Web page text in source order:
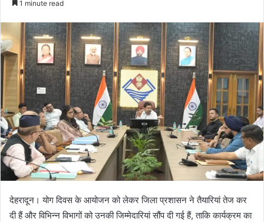
d
a
n
e
m
a
i
l
1 minute read
देहरादून। योग दिवस के आयोजन को लेकर जिला प्रशासन ने तैयारियां तेज कर
दी हैं और विभिन्न विभागों को उनकी जिम्मेदारियां सौंप दी गई हैं, ताकि कार्यक्रम का